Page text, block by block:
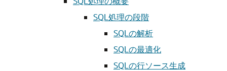
SQL処理の段階
SQLの解析
SQLの最適化
SQLの行ソース生成